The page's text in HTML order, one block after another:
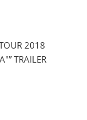
2018
TRAILER